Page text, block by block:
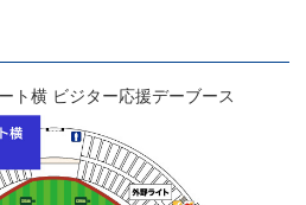
ト横 ビジター応援デーブース